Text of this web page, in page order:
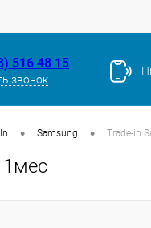
516 48 15
звонок
• Samsung • Trade-in
1мес